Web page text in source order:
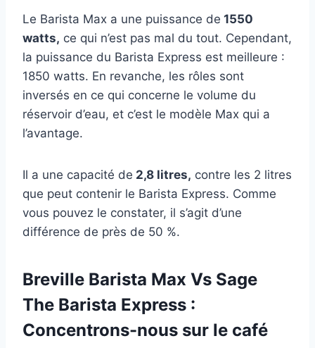
Le Barista Max a une puissance de 1550
watts, ce qui n’est pas mal du tout. Cependant,
la puissance du Barista Express est meilleure :
1850 watts. En revanche, les rôles sont
inversés en ce qui concerne le volume du
réservoir d’eau, et c’est le modèle Max qui a
l’avantage.
Il a une capacité de 2,8 litres, contre les 2 litres
que peut contenir le Barista Express. Comme
vous pouvez le constater, il s’agit d’une
différence de près de 50 %.
Breville Barista Max Vs Sage
The Barista Express :
Concentrons-nous sur le café